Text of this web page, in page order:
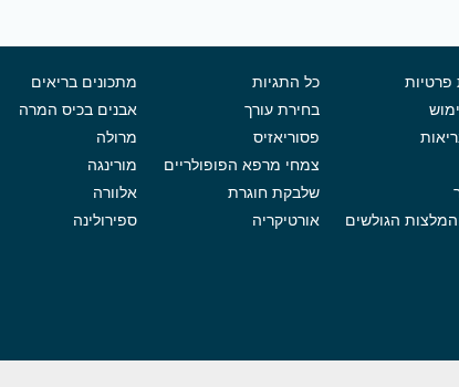
פרטיות
הגולשים
כל התגיות
בחירת עורך
פסוריאזיס
צמחי מרפא הפופולריים
שלבקת חוגרת
אורטיקריה
מתכונים בריאים
אבנים בכיס המרה
מרולה
מורינגה
אלוורה
ספירולינה